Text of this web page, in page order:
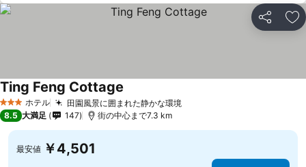
シェア お
3 ホテルのランク
ホテル 田園風景に囲まれた静かな環境料金を表示
Ting Feng Cottage
8.5 大満足 147 街の中心まで7.3 km
最安値 ￥4,501